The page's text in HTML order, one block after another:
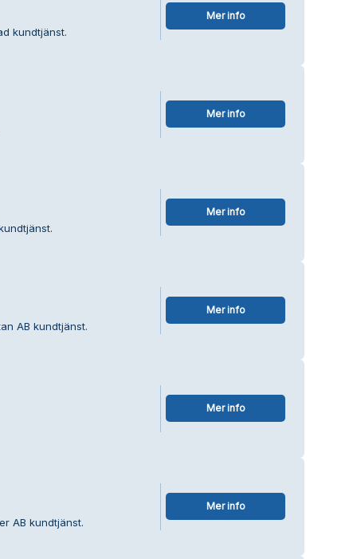
kundtjänst.
Mer info
Mer info
Mer info
AB kundtjänst.
Mer info
Mer info
AB kundtjänst.
Mer info